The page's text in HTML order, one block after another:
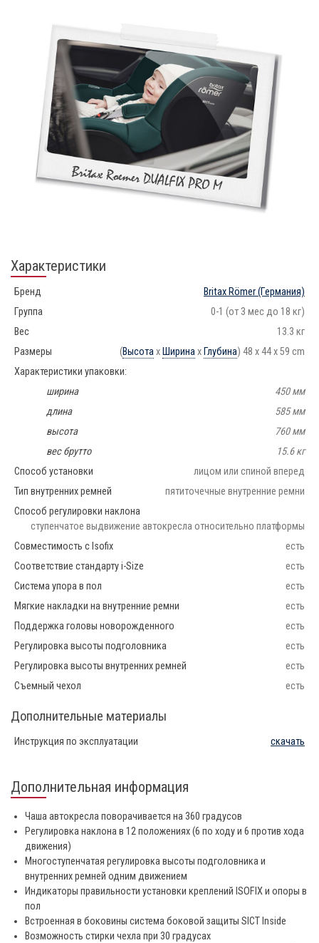
Характеристики
Бренд Britax Römer(Германия)
Группа
0-1 (от 3 мес до 18 кг)
Вес
13.3 кг
Размеры
(Высотаx Ширинаx Глубина) 48 x 44 x 59 cm
Характеристики упаковки:
ширина
450 мм
длина
585 мм
высота
760 мм
вес брутто
15.6 кг
Способ установки
лицом или спиной вперед
Тип внутренних ремней
пятиточечные внутренние ремни
Способ регулировки наклона
ступенчатое выдвижение автокресла относительно платформы
Совместимость с Isofix
есть
Соответствие стандарту i-Size
есть
Система упора в пол
есть
Мягкие накладки на внутренние ремни
есть
Поддержка головы новорожденного
есть
Регулировка высоты подголовника
есть
Регулировка высоты внутренних ремней
есть
Съемный чехол
есть
Дополнительные материалы
Инструкция по эксплуатации скачать
Дополнительная информация
Чаша автокресла поворачивается на 360 градусов
Регулировка наклона в 12 положениях (6 по ходу и 6 против хода
движения)
Многоступенчатая регулировка высоты подголовника и
внутренних ремней одним движением
Индикаторы правильности установки креплений ISOFIX и опоры в
пол
Встроенная в боковины система боковой защиты SICT Inside
Возможность стирки чехла при 30 градусах